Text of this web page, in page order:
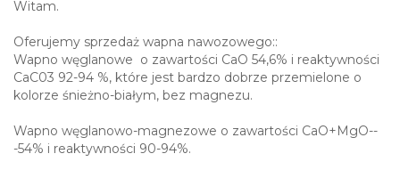
Jakie korzyści płyną z zastosowania wapna nawozowego:
-optymalne podnosi odczyn pH gleby
- wapno uzupełnienia niedobory wapnia (Ca) i magnezu
-ogranicza wpływ metali ciężkich na rośliny
-zwiększa zatrzymanie w podłożu wody i powietrza
- wapno ułatwia pobieranie rośliną fosforu będącego